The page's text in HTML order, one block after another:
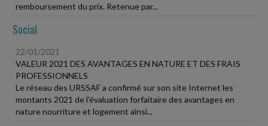
remboursement du prix. Retenue par...
Social
22/01/2021
VALEUR 2021 DES AVANTAGES EN NATURE ET DES FRAIS
PROFESSIONNELS
Le réseau des URSSAF a confirmé sur son site Internet les
montants 2021 de l'évaluation forfaitaire des avantages en
nature nourriture et logement ainsi...